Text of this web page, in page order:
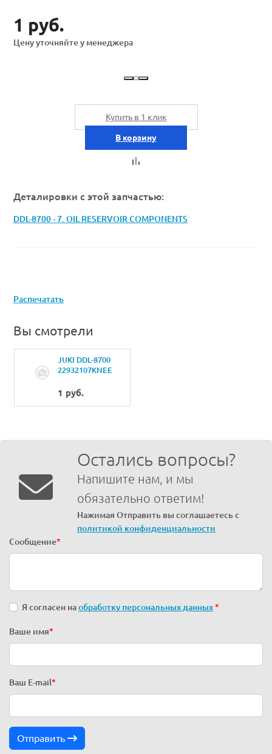
1 руб.
Цену уточняйте у менеджера
Купить в 1 клик
В корзину
Деталировки с этой запчастью:
DDL-8700 - 7. OIL RESERVOIR COMPONENTS
Распечатать
Вы смотрели
JUKI DDL-8700
22932107KNEE
ROTATING ARM
1 руб.
Остались вопросы?
Напишите нам, и мы
обязательно ответим!
Нажимая Отправить вы соглашаетесь с
политикой конфиденциальности
Сообщение*
Я согласен наобработку персональных данных*
Ваше имя*
Ваш E-mail *
Отправить